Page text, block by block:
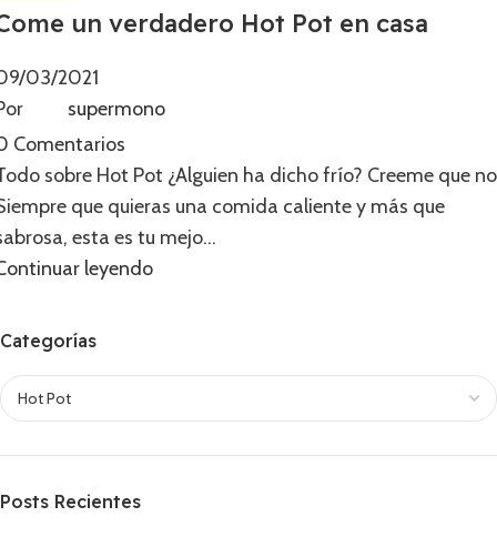
un verdadero Hot Pot en casa
03/2021
supermono
Comentarios
sobre Hot Pot ¿Alguien ha dicho frío? Creeme que
que quieras una comida caliente y más que
esta es tu mejo...
leyendo
Categorías
Posts Recientes